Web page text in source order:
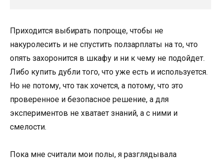
Приходится выбирать попроще, чтобы не
накуролесить и не спустить ползарплаты на то, что
опять захоронится в шкафу и ни к чему не подойдет.
Либо купить дубли того, что уже есть и используется.
Но не потому, что так хочется, а потому, что это
проверенное и безопасное решение, а для
экспериментов не хватает знаний, а с ними и
смелости.
Пока мне считали мои полы, я разглядывала